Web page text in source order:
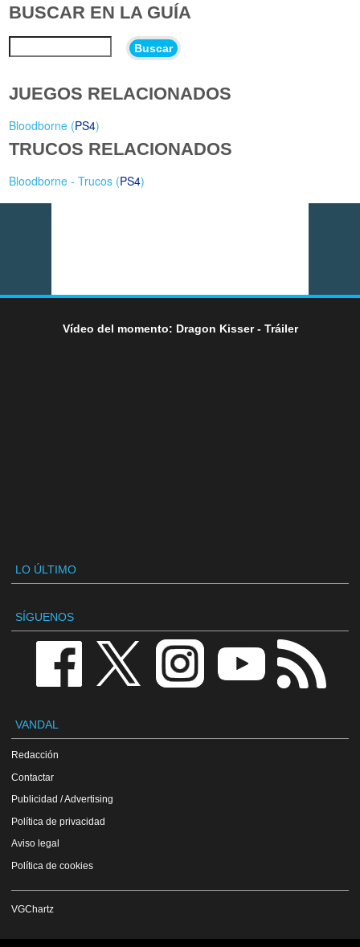
BUSCAR EN LA GUÍA
Buscar
JUEGOS RELACIONADOS
Bloodborne (PS4)
TRUCOS RELACIONADOS
Bloodborne - Trucos (PS4)
Vídeo del momento: Dragon Kisser - Tráiler
LO ÚLTIMO
SÍGUENOS
VANDAL
Redacción
Contactar
Publicidad / Advertising
Política de privacidad
Aviso legal
Política de cookies
VGChartz